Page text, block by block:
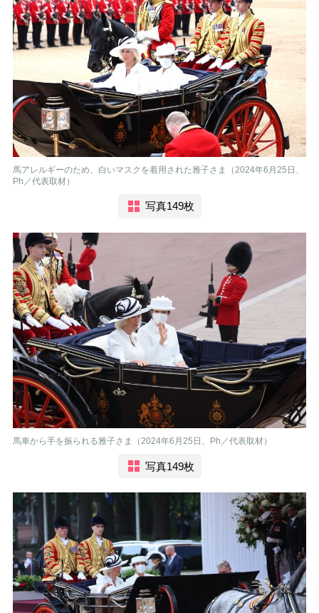
馬アレルギーのため、白いマスクを着用された雅子さま（2024年6月25日、
Ph／代表取材）
写真149枚
馬車から手を振られる雅子さま（2024年6月25日、Ph／代表取材）
写真149枚